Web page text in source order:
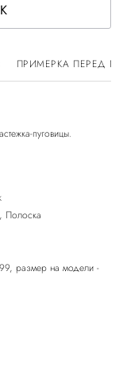
ПРИМЕРКА ПЕРЕД
Полоска
размер на модели -